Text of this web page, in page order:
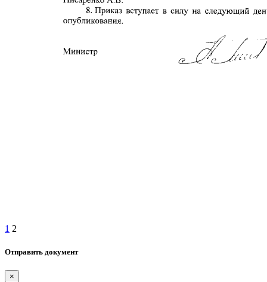
1 2
Отправить документ
×